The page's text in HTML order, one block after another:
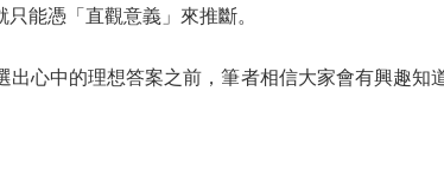
能憑「直觀意義」來推斷。
中的理想答案之前，筆者相信大家會有興趣知